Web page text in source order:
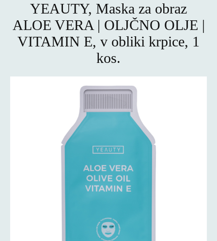
YEAUTY, Maska za obraz
ALOE VERA | OLJČNO OLJE |
VITAMIN E, v obliki krpice, 1
kos.